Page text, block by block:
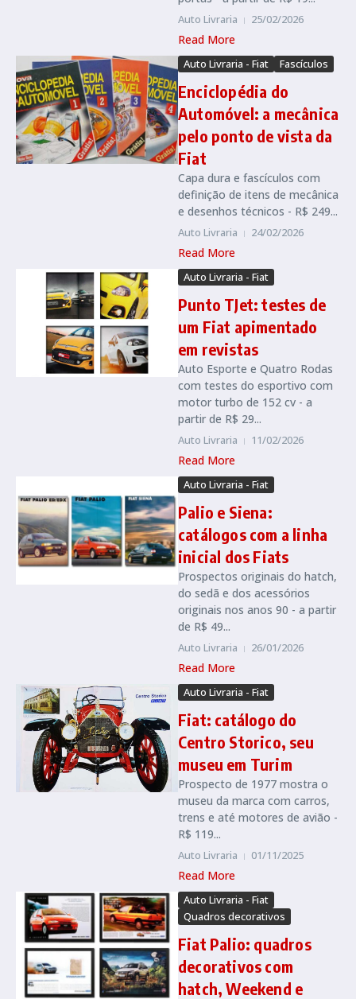
Auto Livraria 25/02/2026
Read More
Auto Livraria - Fiat Fascículos
Enciclopédia do
Automóvel: a mecânica
pelo ponto de vista da
Fiat
Capa dura e fascículos com
definição de itens de mecânica
e desenhos técnicos - R$ 249...
Auto Livraria 24/02/2026
Read More
Auto Livraria - Fiat
Punto TJet: testes de
um Fiat apimentado
em revistas
Auto Esporte e Quatro Rodas
com testes do esportivo com
motor turbo de 152 cv - a
partir de R$ 29...
Auto Livraria 11/02/2026
Read More
Auto Livraria - Fiat
Palio e Siena:
catálogos com a linha
inicial dos Fiats
Prospectos originais do hatch,
do sedã e dos acessórios
originais nos anos 90 - a partir
de R$ 49...
Auto Livraria 26/01/2026
Read More
Auto Livraria - Fiat
Fiat: catálogo do
Centro Storico, seu
museu em Turim
Prospecto de 1977 mostra o
museu da marca com carros,
trens e até motores de avião -
R$ 119...
Auto Livraria 01/11/2025
Read More
Auto Livraria - Fiat
Quadros decorativos
Fiat Palio: quadros
decorativos com
hatch, Weekend e